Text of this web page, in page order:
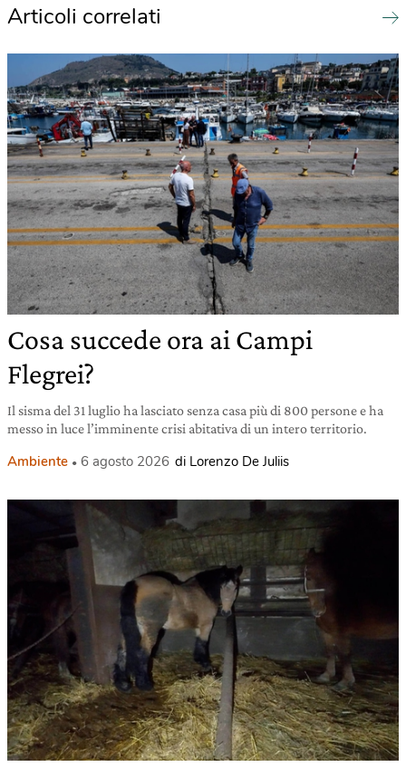
Articoli correlati
Cosa succede ora ai Campi
Flegrei?
Il sisma del 31 luglio ha lasciato senza casa più di 800 persone e ha
messo in luce l’imminente crisi abitativa di un intero territorio.
Ambiente 6 agosto 2026 di Lorenzo De Juliis